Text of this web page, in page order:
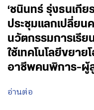
‘ชนินทร์ รุ่งธนเกี
ประชุมแลกเปลี่ยน
นวัตกรรมการเรีย
ใช้เทคโนโลยีขยา
อาชีพคนพิการ-ผู้
อ่านต่อ